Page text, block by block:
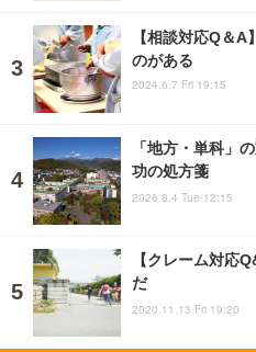
【相談対応Q＆
のがある
2024.6.7 Fri 19:15
「地方・単科」
功の処方箋
2026.8.4 Tue 12:15
【クレーム対応
だ
2020.11.13 Fri 19:20